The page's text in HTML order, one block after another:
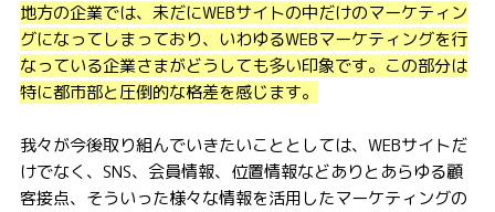
地方の企業では、未だにWEBサイトの中だけのマーケティン
グになってしまっており、いわゆるWEBマーケティングを行
なっている企業さまがどうしても多い印象です。この部分は
特に都市部と圧倒的な格差を感じます。
我々が今後取り組んでいきたいこととしては、 WEBサイトだ
けでなく、 SNS、会員情報、位置情報などありとあらゆる顧
客接点、そういった様々な情報を活用したマーケティングの